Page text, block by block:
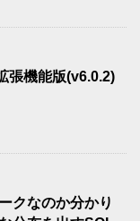
張機能版(v6.0.2)
クなのか分かり